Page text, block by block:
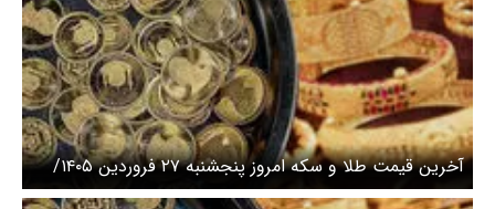
آخرین قیمت طلا و سکه امروز پنجشنبه ۲۷ فروردین ۱۴۰۵/
رشد طلا متوقف شد، سکه سقوط کرد + جدول